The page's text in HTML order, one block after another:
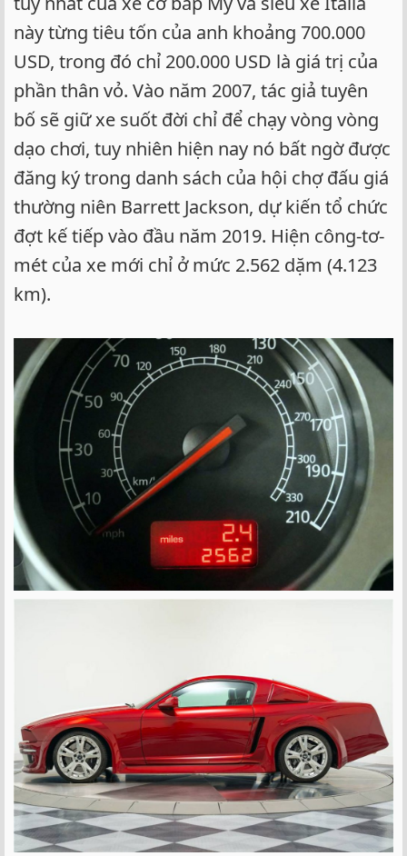
này từng tiêu tốn của anh khoảng 700.000
USD, trong đó chỉ 200.000 USD là giá trị của
phần thân vỏ. Vào năm 2007, tác giả tuyên
bố sẽ giữ xe suốt đời chỉ để chạy vòng vòng
dạo chơi, tuy nhiên hiện nay nó bất ngờ được
đăng ký trong danh sách của hội chợ đấu giá
thường niên Barrett Jackson, dự kiến tổ chức
đợt kế tiếp vào đầu năm 2019. Hiện công-tơ-
mét của xe mới chỉ ở mức 2.562 dặm (4.123
km).